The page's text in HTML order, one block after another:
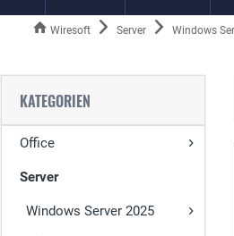
Wiresoft Server Windows
KATEGORIEN
Office
Server
Windows Server 2025